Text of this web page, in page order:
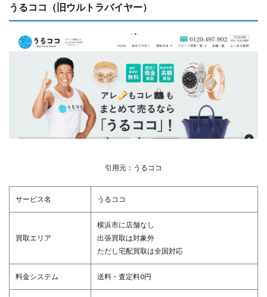
うるココ（旧ウルトラバイヤー）
引用元：うるココ
サービス名 うるココ
買取エリア
横浜市に店舗なし
出張買取は対象外
ただし宅配買取は全国対応
料金システム 送料・査定料0円